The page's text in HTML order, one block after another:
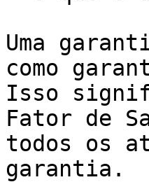
Uma
como
Isso
Fator de
todos os
garantia.